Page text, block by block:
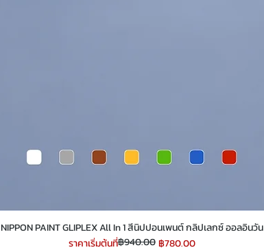
​​​​​​​NIPPON PAINT GLIPLEX All In 1 สีนิปปอนเพนต์ กลิปเลกซ์ ออลอินวัน
ราคาเริ่มต้นที่
ราคาปกติ ฿940.00 ฿780.00
ราคาขายลด